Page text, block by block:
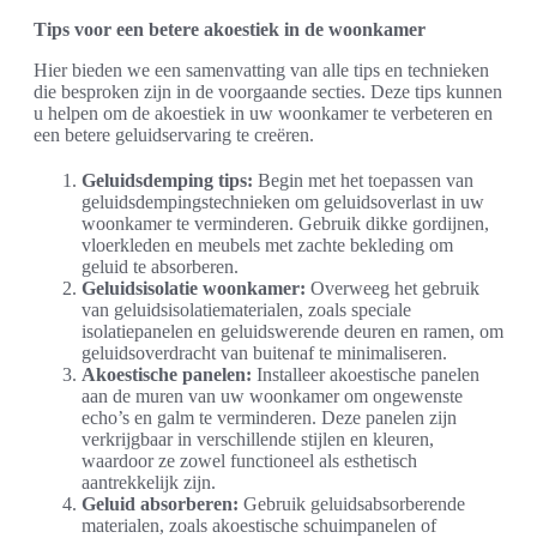
Tips voor een betere akoestiek in de woonkamer
Hier bieden we een samenvatting van alle tips en technieken
die besproken zijn in de voorgaande secties. Deze tips kunnen
u helpen om de akoestiek in uw woonkamer te verbeteren en
een betere geluidservaring te creëren.
Geluidsdemping tips: Begin met het toepassen van
geluidsdempingstechnieken om geluidsoverlast in uw
woonkamer te verminderen. Gebruik dikke gordijnen,
vloerkleden en meubels met zachte bekleding om
geluid te absorberen.
Geluidsisolatie woonkamer: Overweeg het gebruik
van geluidsisolatiematerialen, zoals speciale
isolatiepanelen en geluidswerende deuren en ramen, om
geluidsoverdracht van buitenaf te minimaliseren.
Akoestische panelen: Installeer akoestische panelen
aan de muren van uw woonkamer om ongewenste
echo’s en galm te verminderen. Deze panelen zijn
verkrijgbaar in verschillende stijlen en kleuren,
waardoor ze zowel functioneel als esthetisch
aantrekkelijk zijn.
Geluid absorberen: Gebruik geluidsabsorberende
materialen, zoals akoestische schuimpanelen of